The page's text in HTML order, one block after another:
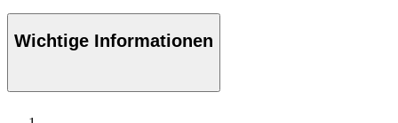
Wichtige Informationen